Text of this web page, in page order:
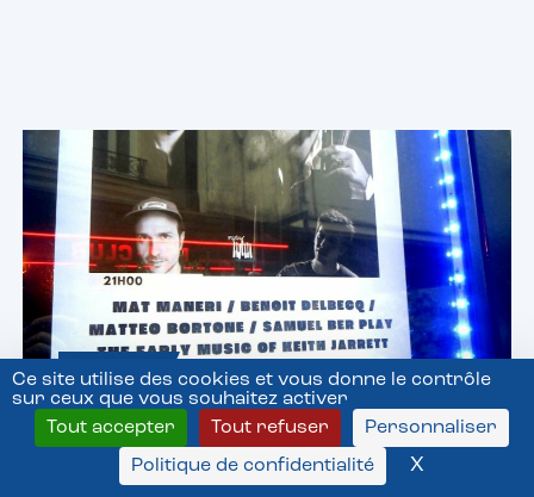
Ce site utilise des cookies et vous donne le contrôle
sur ceux que vous souhaitez activer
Tout accepter
Tout refuser
Personnaliser
Politique de confidentialité
X
Jazz live
6 Août 2026